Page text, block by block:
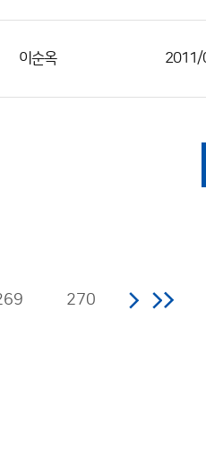
이순옥 2011/
270